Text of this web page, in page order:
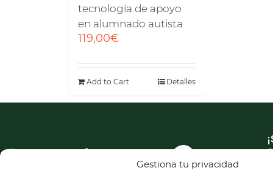
Gestiona tu privacidad
tecnología de apoyo
en alumnado autista
119,00€
Add to Cart Detalles
a